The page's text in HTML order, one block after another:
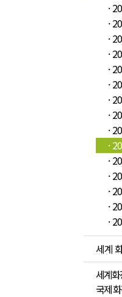
·
·
·
·
·
·
·
·
·
·
·
·
·
·
·
세계
세계
국제